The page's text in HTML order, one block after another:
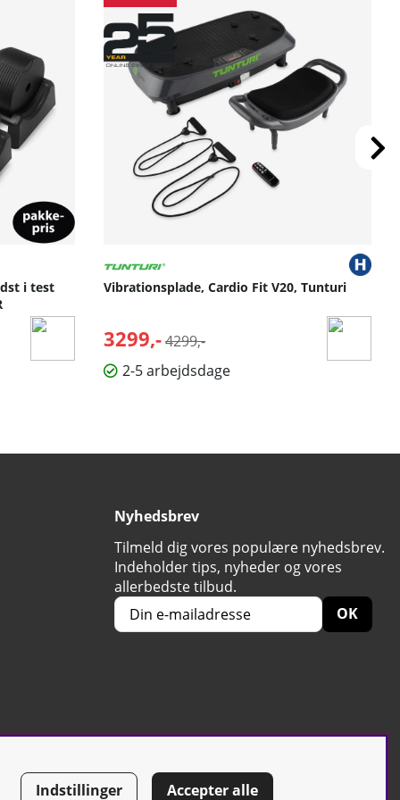
i test
Vibrationsplade, Cardio Fit V20, Tunturi
3299,- Normalpris:
4299,-
2-5 arbejdsdage
Nyhedsbrev
Tilmeld dig vores populære nyhedsbrev.
Indeholder tips, nyheder og vores
allerbedste tilbud.
OK
Indstillinger Accepter alle